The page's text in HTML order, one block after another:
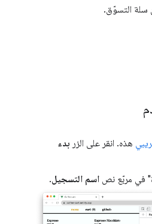
سلة التسوّق.
هذه. انقر على الزر بدء
في مربّع نص اسم التسجيل.